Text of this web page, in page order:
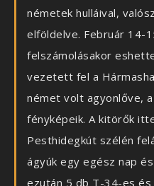
németek hulláival,
elföldelve. Február 14-
felszámolásakor
vezetett fel a
német volt agyonlőve,
fényképeik. A kitörők
Pesthidegkút szélén
ágyúk egy egész nap
ezután 5 db T-34-es